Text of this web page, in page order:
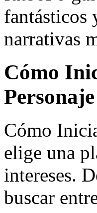
fantásticos
narrativas
Cómo
Cómo
elige una
intereses.
buscar